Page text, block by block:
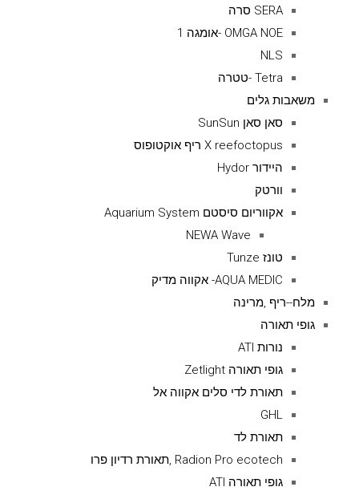
SERA סרה
OMGA NOE -אומגה 1
NLS
Tetra -טטרה
משאבות גלים
סאן סאן SunSun
X reefoctopus ריף אוקטופוס
היידור Hydor
וורטק
אקווריום סיסטם Aquarium System
NEWA Wave
טונז Tunze
AQUA MEDIC- אקווה מדיק
מלח--ריף ,מרינה
גופי תאורה
נורות ATI
גופי תאורה Zetlight
תאורת לדי סלים אקווה אל
GHL
תאורת לד
Radion Pro ecotech ,תאורת רדיון פרו
גופי תאורה ATI